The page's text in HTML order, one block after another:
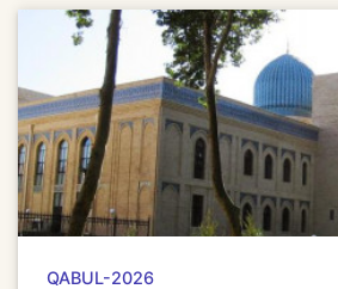
QABUL-2026